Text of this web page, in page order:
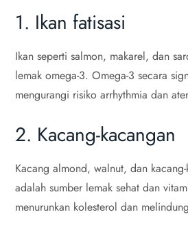
1. Ikan fatisasi
Ikan seperti salmon, makarel, dan
lemak omega-3. Omega-3 secara
mengurangi risiko arrhythmia dan
2. Kacang-kacangan
Kacang almond, walnut, dan
adalah sumber lemak sehat dan
menurunkan kolesterol dan